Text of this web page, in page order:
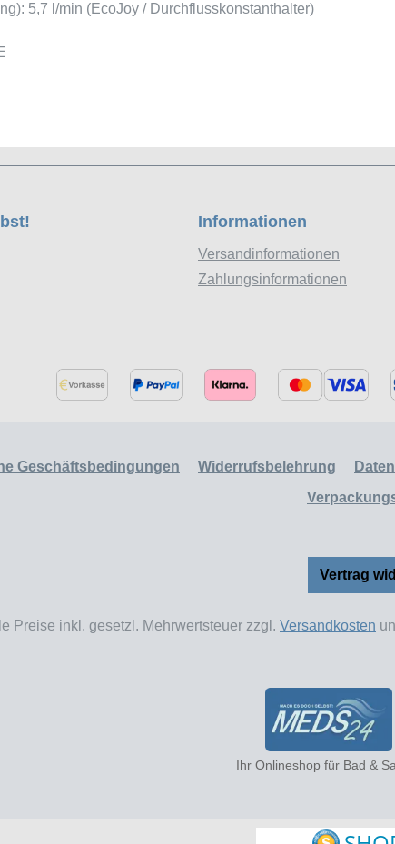
5,7 l/min (EcoJoy / Durchflusskonstanthalter)
Informationen
Versandinformationen
Zahlungsinformationen
Geschäftsbedingungen Widerrufsbelehrung
Vertrag
Preise inkl. gesetzl. Mehrwertsteuer zzgl. Versandkosten
Ihr Onlineshop für Bad &